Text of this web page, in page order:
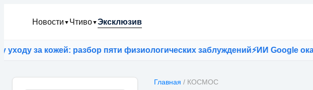
Новости ▼ Чтиво▼Эксклюзив
разбор пяти физиологических заблуждений⚡ИИ Google оказался
Главная / КОСМОС